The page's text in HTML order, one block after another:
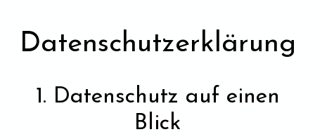
Datenschutzerklärung
1. Datenschutz auf einen
Blick